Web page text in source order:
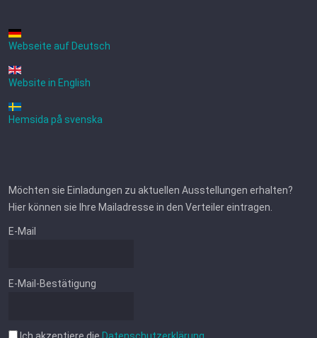
Webseite auf Deutsch
Website in English
Hemsida på svenska
Möchten sie Einladungen zu aktuellen Ausstellungen erhalten?
Hier können sie Ihre Mailadresse in den Verteiler eintragen.
E-Mail
E-Mail-Bestätigung